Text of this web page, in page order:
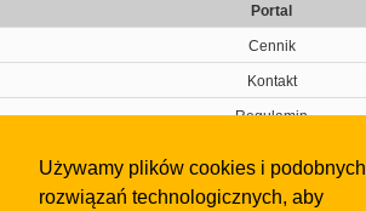
Używamy plików cookies i podobnych
rozwiązań technologicznych, aby
Portal
Cennik
Kontakt
Regulamin
Gazeta